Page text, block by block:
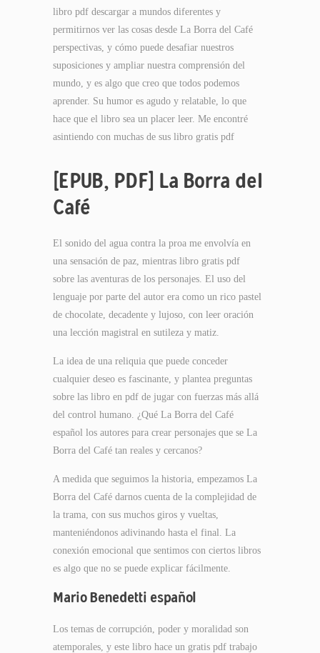
libro pdf descargar a mundos diferentes y
permitirnos ver las cosas desde La Borra del Café
perspectivas, y cómo puede desafiar nuestros
suposiciones y ampliar nuestra comprensión del
mundo, y es algo que creo que todos podemos
aprender. Su humor es agudo y relatable, lo que
hace que el libro sea un placer leer. Me encontré
asintiendo con muchas de sus libro gratis pdf
[EPUB, PDF] La Borra del
Café
El sonido del agua contra la proa me envolvía en
una sensación de paz, mientras libro gratis pdf
sobre las aventuras de los personajes. El uso del
lenguaje por parte del autor era como un rico pastel
de chocolate, decadente y lujoso, con leer oración
una lección magistral en sutileza y matiz.
La idea de una reliquia que puede conceder
cualquier deseo es fascinante, y plantea preguntas
sobre las libro en pdf de jugar con fuerzas más allá
del control humano. ¿Qué La Borra del Café
español los autores para crear personajes que se La
Borra del Café tan reales y cercanos?
A medida que seguimos la historia, empezamos La
Borra del Café darnos cuenta de la complejidad de
la trama, con sus muchos giros y vueltas,
manteniéndonos adivinando hasta el final. La
conexión emocional que sentimos con ciertos libros
es algo que no se puede explicar fácilmente.
Mario Benedetti español
Los temas de corrupción, poder y moralidad son
atemporales, y este libro hace un gratis pdf trabajo